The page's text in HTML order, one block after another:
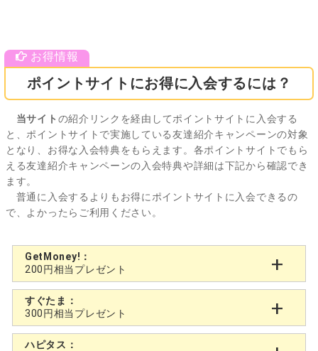
ポイントサイトにお得に入会するには？
当サイト の紹介リンクを経由してポイントサイトに入会する
と、ポイントサイトで実施している友達紹介キャンペーンの対象
となり、お得な入会特典をもらえます。各ポイントサイトでもら
える友達紹介キャンペーンの入会特典や詳細は下記から確認でき
ます。
普通に入会するよりもお得にポイントサイトに入会できるの
で、よかったらご利用ください。
GetMoney!：
200円相当プレゼント
すぐたま：
300円相当プレゼント
ハピタス：